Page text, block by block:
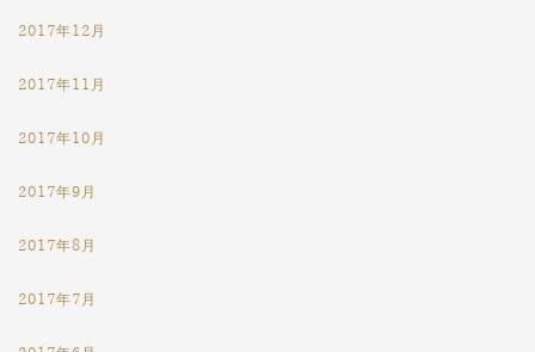
2017年12月
2017年11月
2017年10月
2017年9月
2017年8月
2017年7月